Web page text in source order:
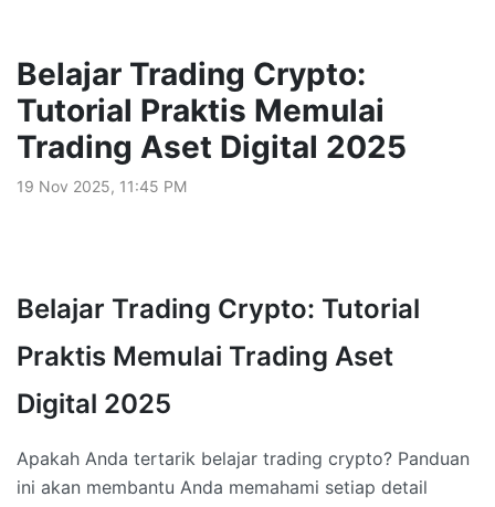
Belajar Trading Crypto:
Tutorial Praktis Memulai
Trading Aset Digital 2025
19 Nov 2025, 11:45 PM
Belajar Trading Crypto: Tutorial
Praktis Memulai Trading Aset
Digital 2025
Apakah Anda tertarik belajar trading crypto? Panduan
ini akan membantu Anda memahami setiap detail